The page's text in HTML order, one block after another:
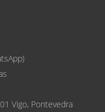
Vigo, Pontevedra